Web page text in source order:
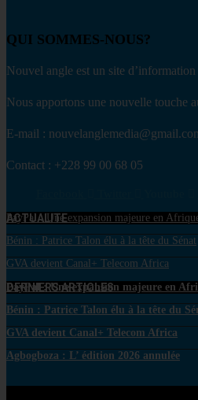
QUI SOMMES-NOUS?
Nouvel angle est un site d’information
Nous apportons une nouvelle touche
E-mail :
Contact : +228 99 00 68 05
ACTUALITE
PayPal : Une expansion majeure en
Bénin : Patrice Talon élu à la tête du Sénat
GVA devient Canal+ Telecom Africa
DERNIERS ARTICLES
PayPal : Une expansion majeure en
Bénin : Patrice Talon élu à la tête du
GVA devient Canal+ Telecom Africa
Agbogboza : L’ édition 2026 annulée